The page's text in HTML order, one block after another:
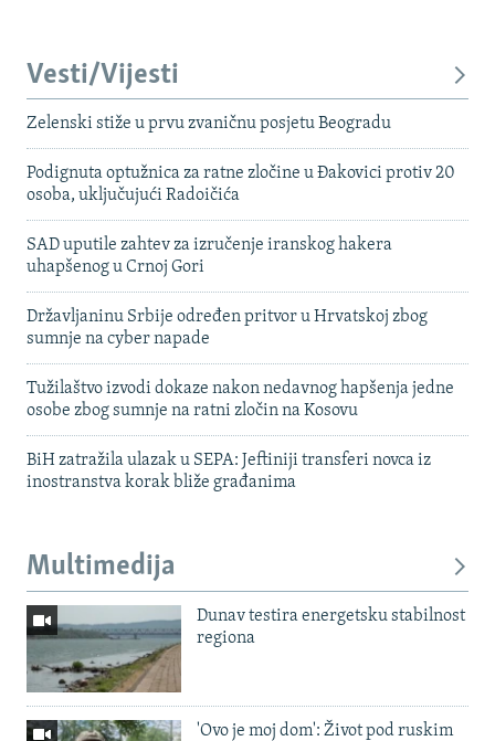
Vesti/Vijesti
Zelenski stiže u prvu zvaničnu posjetu Beogradu
Podignuta optužnica za ratne zločine u Đakovici protiv 20
osoba, uključujući Radoičića
SAD uputile zahtev za izručenje iranskog hakera
uhapšenog u Crnoj Gori
Državljaninu Srbije određen pritvor u Hrvatskoj zbog
sumnje na cyber napade
Tužilaštvo izvodi dokaze nakon nedavnog hapšenja jedne
osobe zbog sumnje na ratni zločin na Kosovu
BiH zatražila ulazak u SEPA: Jeftiniji transferi novca iz
inostranstva korak bliže građanima
Multimedija
Dunav testira energetsku stabilnost
regiona
'Ovo je moj dom': Život pod ruskim